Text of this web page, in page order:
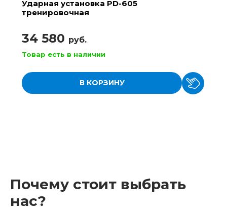
Ударная установка PD-605
тренировочная
34 580 руб.
Товар есть в наличии
В КОРЗИНУ
Почему стоит выбрать
нас?